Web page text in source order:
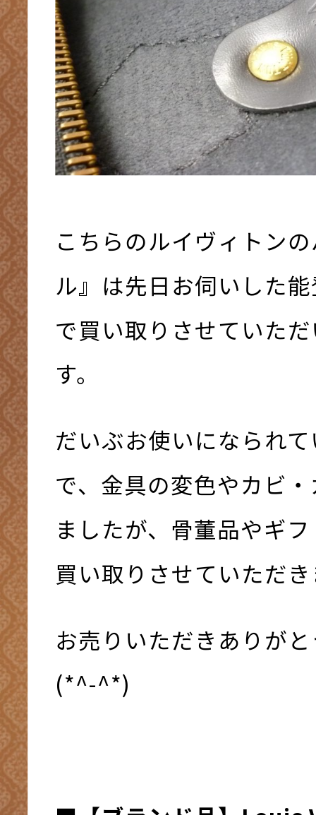
こちらのルイヴィトン
ル』は先日お伺いした
で買い取りさせていた
す。
だいぶお使いになられ
で、金具の変色やカビ
ましたが、骨董品やギ
買い取りさせていただ
お売りいただきありが
(*^-^*)